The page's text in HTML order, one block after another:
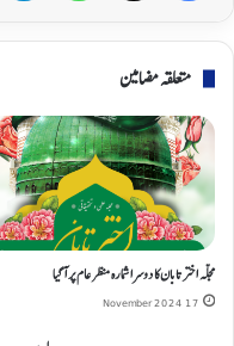
متعلقہ مضامین
مجلہ اختر تابان کا دوسرا شمارہ منظر عام پر آگیا
17 November 2024